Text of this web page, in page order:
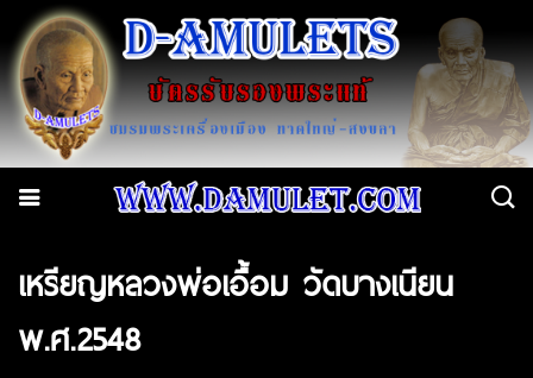
เหรียญหลวงพ่อเอื้อม วัดบางเนียน
พ.ศ.2548